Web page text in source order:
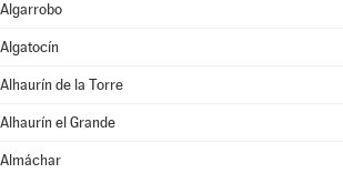
Algarrobo
Algatocín
Alhaurín de la Torre
Alhaurín el Grande
Almáchar